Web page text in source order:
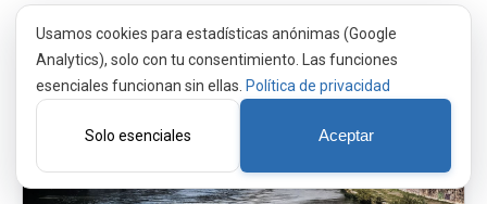
Similar Posts
Usamos cookies para estadísticas anónimas (Google
Analytics), solo con tu consentimiento. Las funciones
esenciales funcionan sin ellas. Política de privacidad
Solo esenciales Aceptar